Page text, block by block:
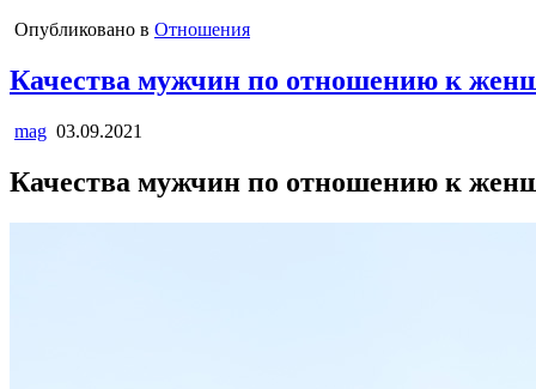
Опубликовано в Отношения
Качества мужчин по отношению к
mag 03.09.2021
Качества мужчин по отношению к